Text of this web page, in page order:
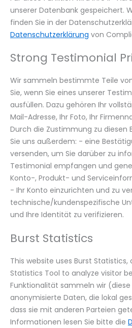
unserer Datenbank gespeichert.
finden Sie in der
Datenschutzerklärung von
Strong Testimonial
Wir sammeln bestimmte Teile
Sie, wenn Sie eines unserer
ausfüllen. Dazu gehören Ihr
Mail-Adresse, Ihr Foto, Ihr
Durch die Zustimmung zu diesen
Sie uns außerdem: - eine
versenden, um Sie darüber zu
Testimonial empfangen und
Konto-, Produkt- und
- Ihr Konto einzurichten und zu
technische/kundenspezifische
und Ihre Identität zu verifizieren.
Burst Statistics
This website uses Burst Statistics,
Statistics Tool to analyze visitor
Funktionalität sammeln wir
anonymisierte Daten, die lokal
dass sie mit anderen Parteien
Informationen lesen Sie bitte die